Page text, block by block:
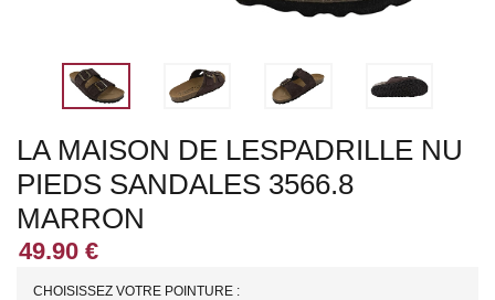
LA MAISON DE LESPADRILLE NU
PIEDS SANDALES 3566.8
MARRON
CHOISISSEZ VOTRE POINTURE :